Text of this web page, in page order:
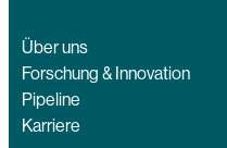
Über uns
Forschung & Innovation
Pipeline
Karriere